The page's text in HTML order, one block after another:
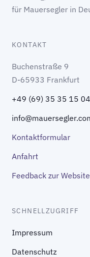
für Mauersegler in
KONTAKT
Buchenstraße 9
D-65933 Frankfurt
+49 (69) 35 35 15 04
Kontaktformular
Anfahrt
Feedback zur Website
SCHNELLZUGRIFF
Impressum
Datenschutz